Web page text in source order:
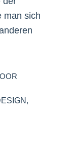
man sich
,